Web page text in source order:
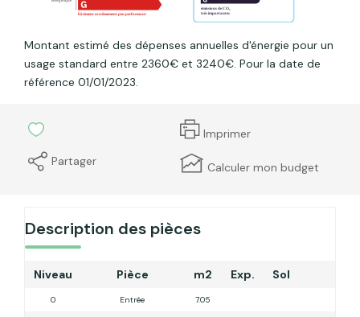
Montant estimé des dépenses annuelles d'énergie pour un
usage standard entre 2360€ et 3240€. Pour la date de
référence 01/01/2023.
Imprimer
Partager
Calculer mon budget
Description des pièces
Niveau Pièce m2 Exp. Sol
0 Entrée 7.05